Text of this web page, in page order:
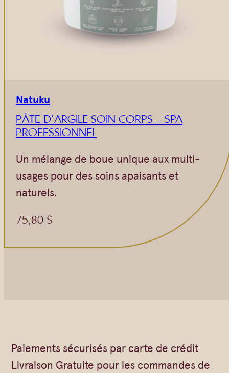
Natuku
PÂTE D’ARGILE SOIN CORPS – SPA
PROFESSIONNEL
Un mélange de boue unique aux multi-
usages pour des soins apaisants et
naturels.
75,80 $
Paiements sécurisés par carte de crédit
Livraison Gratuite pour les commandes de